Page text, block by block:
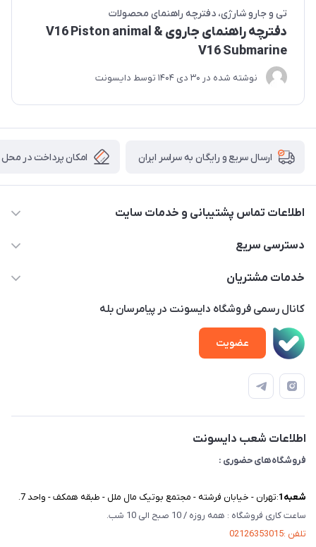
تی و جارو شارژی دفترچه راهنمای محصولات
دفترچه راهنمای جاروی V16 Piston animal &
V16 Submarine
نوشته شده در 30 دی 1404 توسط دایسونت
ارسال سریع و رایگان به سراسر ایران امکان پرداخت در محل
اطلاعات تماس پشتیبانی و خدمات سایت
02122913970 داخلی 219
پلاک 23 – طبقه 3
دسترسی سریع
خانه
ویدئو‌های آموزشی
دفترچه راهنمای محصولات
درباره ما
تماس با ما
خدمات مشتریان
امور مشتریان
حساب کاربری
قوانین و مقررات
کانال رسمی فروشگاه دایسونت در پیامرسان بله
عضویت
اطلاعات شعب دایسونت
فروشگاه‌های حضوری :
شعبه‌1 :تهران - خیابان فرشته - مجتمع بوتیک مال ملل - طبقه همکف - واحد 7.
ساعت کاری فروشگاه : همه روزه / 10 صبح الی 10 شب.
تلفن :02126353015